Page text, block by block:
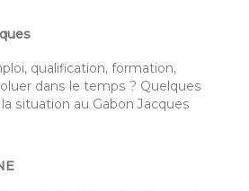
qualification, formation,
dans le temps ? Quelques
situation au Gabon Jacques